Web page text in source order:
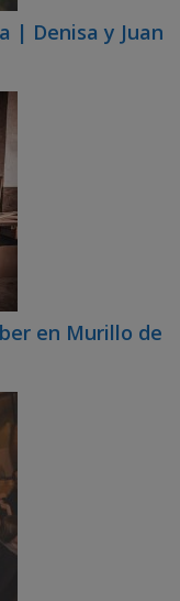
| Denisa y Juan
en Murillo de